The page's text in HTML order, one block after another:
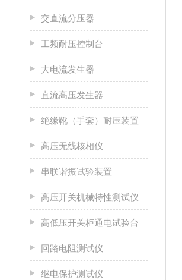
交直流分压器
工频耐压控制台
大电流发生器
直流高压发生器
绝缘靴（手套）耐压装置
高压无线核相仪
串联谐振试验装置
高压开关机械特性测试仪
高低压开关柜通电试验台
回路电阻测试仪
继电保护测试仪